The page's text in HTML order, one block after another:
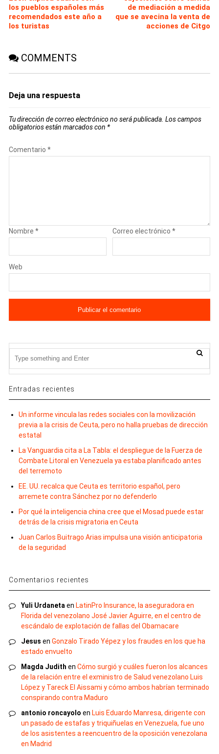
los pueblos españoles más
recomendados este año a
los turistas
de mediación a medida
que se avecina la venta de
acciones de Citgo
COMMENTS
Deja una respuesta
Tu dirección de correo electrónico no será publicada. Los campos
obligatorios están marcados con *
Comentario *
Nombre * Correo electrónico*
Web
Entradas recientes
Un informe vincula las redes sociales con la movilización
previa a la crisis de Ceuta, pero no halla pruebas de dirección
estatal
La Vanguardia cita a La Tabla: el despliegue de la Fuerza de
Combate Litoral en Venezuela ya estaba planificado antes
del terremoto
EE. UU. recalca que Ceuta es territorio español, pero
arremete contra Sánchez por no defenderlo
Por qué la inteligencia china cree que el Mosad puede estar
detrás de la crisis migratoria en Ceuta
Juan Carlos Buitrago Arias impulsa una visión anticipatoria
de la seguridad
Comentarios recientes
Yuli Urdaneta en LatinPro Insurance, la aseguradora en
Florida del venezolano José Javier Aguirre, en el centro de
escándalo de explotación de fallas del Obamacare
Jesus en Gonzalo Tirado Yépez y los fraudes en los que ha
estado envuelto
Magda Judith en Cómo surgió y cuáles fueron los alcances
de la relación entre el exministro de Salud venezolano Luis
López y Tareck El Aissami y cómo ambos habrían terminado
conspirando contra Maduro
antonio roncayolo en Luis Eduardo Manresa, dirigente con
un pasado de estafas y triquiñuelas en Venezuela, fue uno
de los asistentes a reencuentro de la oposición venezolana
en Madrid